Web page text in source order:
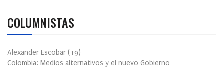
COLUMNISTAS
Alexander Escobar (19)
Colombia: Medios alternativos y el nuevo Gobierno